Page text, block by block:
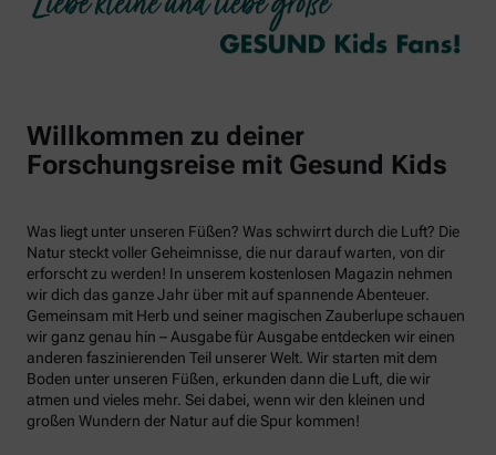
Willkommen zu deiner
Forschungsreise mit Gesund Kids
Was liegt unter unseren Füßen? Was schwirrt durch die Luft? Die
Natur steckt voller Geheimnisse, die nur darauf warten, von dir
erforscht zu werden! In unserem kostenlosen Magazin nehmen
wir dich das ganze Jahr über mit auf spannende Abenteuer.
Gemeinsam mit Herb und seiner magischen Zauberlupe schauen
wir ganz genau hin – Ausgabe für Ausgabe entdecken wir einen
anderen faszinierenden Teil unserer Welt. Wir starten mit dem
Boden unter unseren Füßen, erkunden dann die Luft, die wir
atmen und vieles mehr. Sei dabei, wenn wir den kleinen und
großen Wundern der Natur auf die Spur kommen!